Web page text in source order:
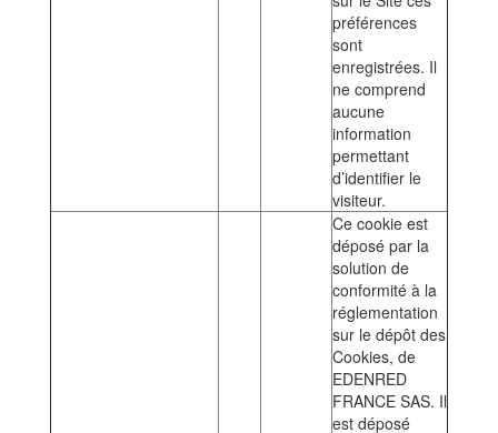
préférences
sont
enregistrées. Il
ne comprend
aucune
information
permettant
d’identifier le
visiteur.
Ce cookie est
déposé par la
solution de
conformité à la
réglementation
sur le dépôt des
Cookies, de
EDENRED
FRANCE SAS. Il
est déposé